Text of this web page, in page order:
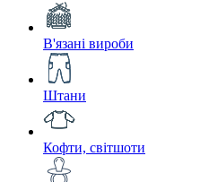
В'язані вироби
Штани
Кофти, світшоти